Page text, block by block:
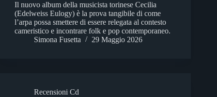
Il nuovo album della musicista torinese Cecilia
(Edelweiss Eulogy) è la prova tangibile di come
l’arpa possa smettere di essere relegata al contesto
cameristico e incontrare folk e pop contemporaneo.
Simona Fusetta
29 Maggio 2026
Recensioni Cd